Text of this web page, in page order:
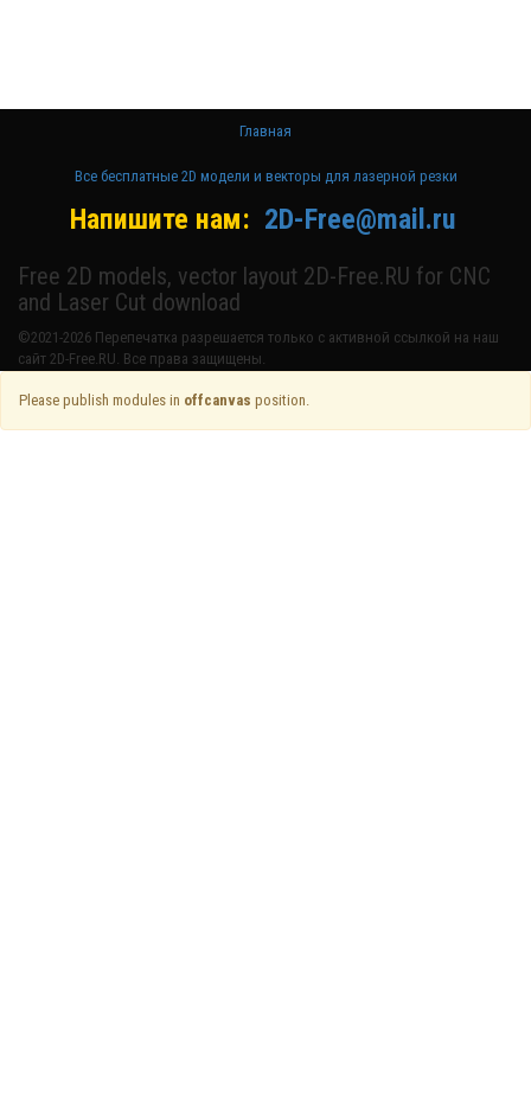
Главная
Все бесплатные 2D модели и векторы для лазерной резки
Напишите нам: 2D-Free@mail.ru
Free 2D models, vector layout 2D-Free.RU for CNC
and Laser Cut download
©2021-2026 Перепечатка разрешается только с активной ссылкой на наш
сайт 2D-Free.RU. Все права защищены.
Please publish modules in offcanvas position.